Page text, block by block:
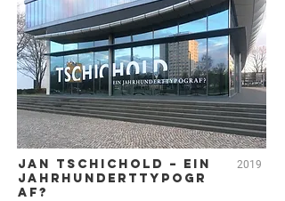
JAN TSCHICHOLD – EIN
JAHRHUNDERTTYPOGR
AF?
2019